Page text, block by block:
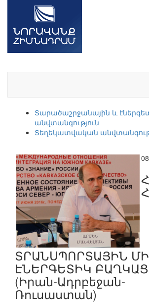
Տարածաշրջանային և
անվտանգություն
Տեղեկատվական
ՏՐԱՆՍՊՈՐՏԱՅԻՆ
ԷՆԵՐԳԵՏԻԿ
(Իրան-Ադրբեջան-
Ռուսաստան)